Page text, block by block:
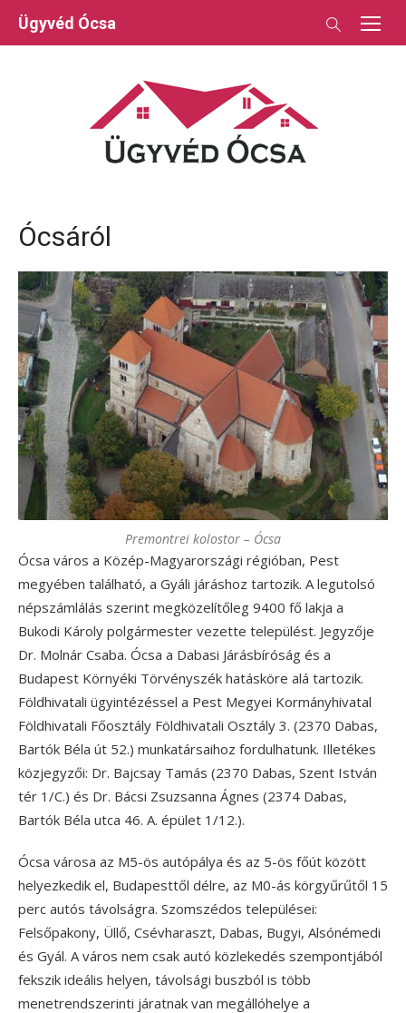
Skip
Ügyvéd Ócsa
Ócsáról
Premontrei kolostor – Ócsa
Ócsa város a Közép-Magyarországi régióban, Pest
megyében található, a Gyáli járáshoz tartozik. A legutolsó
népszámlálás szerint megközelítőleg 9400 fő lakja a
Bukodi Károly polgármester vezette települést. Jegyzője
Dr. Molnár Csaba. Ócsa a Dabasi Járásbíróság és a
Budapest Környéki Törvényszék hatásköre alá tartozik.
Földhivatali ügyintézéssel a Pest Megyei Kormányhivatal
Földhivatali Főosztály Földhivatali Osztály 3. (2370 Dabas,
Bartók Béla út 52.) munkatársaihoz fordulhatunk. Illetékes
közjegyzői: Dr. Bajcsay Tamás (2370 Dabas, Szent István
tér 1/C.) és Dr. Bácsi Zsuzsanna Ágnes (2374 Dabas,
Bartók Béla utca 46. A. épület 1/12.).
Ócsa városa az M5-ös autópálya és az 5-ös főút között
helyezkedik el, Budapesttől délre, az M0-ás körgyűrűtől 15
perc autós távolságra. Szomszédos települései:
Felsőpakony, Üllő, Csévharaszt, Dabas, Bugyi, Alsónémedi
és Gyál. A város nem csak autó közlekedés szempontjából
fekszik ideális helyen, távolsági buszból is több
menetrendszerinti járatnak van megállóhelye a